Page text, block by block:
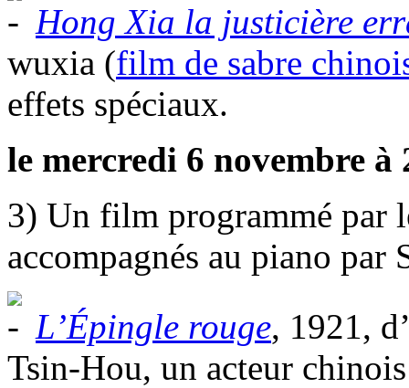
Hong Xia la justicière
wuxia (film de sabre
effets spéciaux.
le mercredi 6 novembre
3) Un film programmé par
accompagnés au piano par
L’Épingle rouge, 1921,
Tsin-Hou, un acteur